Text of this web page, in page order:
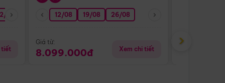
08 26/08 05/09 09/09 12/09
tiết
12/08 19/08 26/08
Giá từ:
8.099.000đ Xem chi tiết
Giá từ:
›